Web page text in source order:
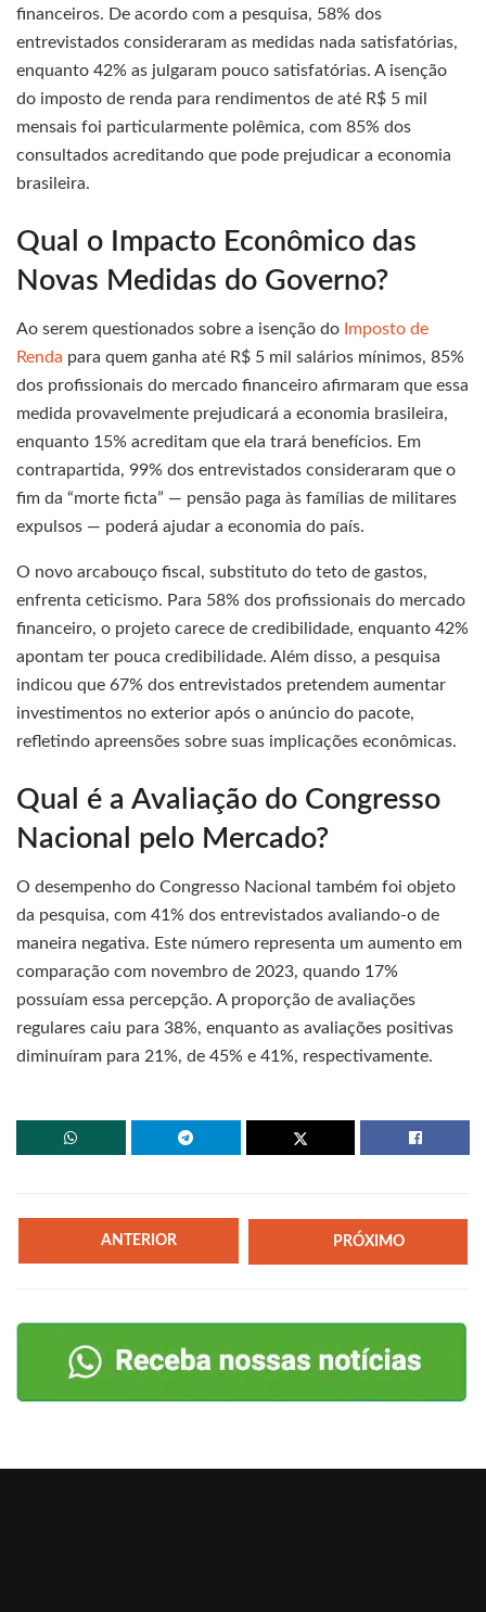
financeiros. De acordo com a pesquisa, 58% dos
entrevistados consideraram as medidas nada satisfatórias,
enquanto 42% as julgaram pouco satisfatórias. A isenção
do imposto de renda para rendimentos de até R$ 5 mil
mensais foi particularmente polêmica, com 85% dos
consultados acreditando que pode prejudicar a economia
brasileira.
Qual o Impacto Econômico das
Novas Medidas do Governo?
Ao serem questionados sobre a isenção do Imposto de
Renda para quem ganha até R$ 5 mil salários mínimos, 85%
dos profissionais do mercado financeiro afirmaram que essa
medida provavelmente prejudicará a economia brasileira,
enquanto 15% acreditam que ela trará benefícios. Em
contrapartida, 99% dos entrevistados consideraram que o
fim da “morte ficta” — pensão paga às famílias de militares
expulsos — poderá ajudar a economia do país.
O novo arcabouço fiscal, substituto do teto de gastos,
enfrenta ceticismo. Para 58% dos profissionais do mercado
financeiro, o projeto carece de credibilidade, enquanto 42%
apontam ter pouca credibilidade. Além disso, a pesquisa
indicou que 67% dos entrevistados pretendem aumentar
investimentos no exterior após o anúncio do pacote,
refletindo apreensões sobre suas implicações econômicas.
Qual é a Avaliação do Congresso
Nacional pelo Mercado?
O desempenho do Congresso Nacional também foi objeto
da pesquisa, com 41% dos entrevistados avaliando-o de
maneira negativa. Este número representa um aumento em
comparação com novembro de 2023, quando 17%
possuíam essa percepção. A proporção de avaliações
regulares caiu para 38%, enquanto as avaliações positivas
diminuíram para 21%, de 45% e 41%, respectivamente.
ANTERIOR PRÓXIMO